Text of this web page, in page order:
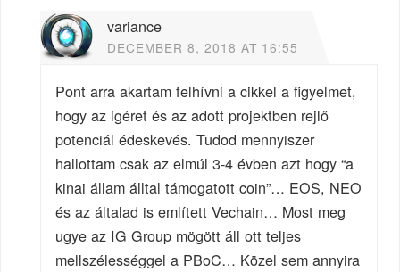
variance
DECEMBER 8, 2018 AT 16:55
Pont arra akartam felhívni a cikkel a figyelmet,
hogy az igéret és az adott projektben rejlő
potenciál édeskevés. Tudod mennyiszer
hallottam csak az elmúl 3-4 évben azt hogy “a
kinai állam álltal támogatott coin”… EOS, NEO
és az általad is említett Vechain… Most meg
ugye az IG Group mögött áll ott teljes
mellszélességgel a PBoC… Közel sem annyira